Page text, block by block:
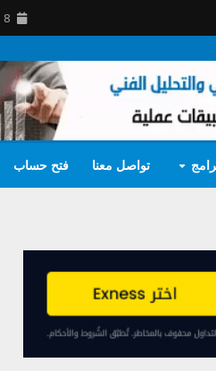
8 أغسطس، 2026
تواصل معنا فتح حساب